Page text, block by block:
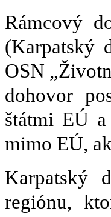
Rámcový
(Karpatský
OSN
dohovor
štátmi EÚ
mimo EÚ,
Karpatský
regiónu,